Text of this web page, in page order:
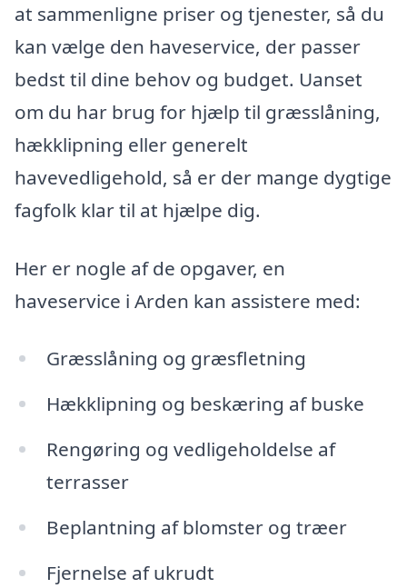
at sammenligne priser og tjenester, så du
kan vælge den haveservice, der passer
bedst til dine behov og budget. Uanset
om du har brug for hjælp til græsslåning,
hækklipning eller generelt
havevedligehold, så er der mange dygtige
fagfolk klar til at hjælpe dig.
Her er nogle af de opgaver, en
haveservice i Arden kan assistere med:
Græsslåning og græsfletning
Hækklipning og beskæring af buske
Rengøring og vedligeholdelse af
terrasser
Beplantning af blomster og træer
Fjernelse af ukrudt